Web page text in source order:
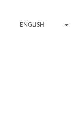
ENGLISH